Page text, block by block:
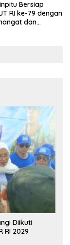
Bersiap
RI ke-79 dengan
dan
Diikuti
RI 2029